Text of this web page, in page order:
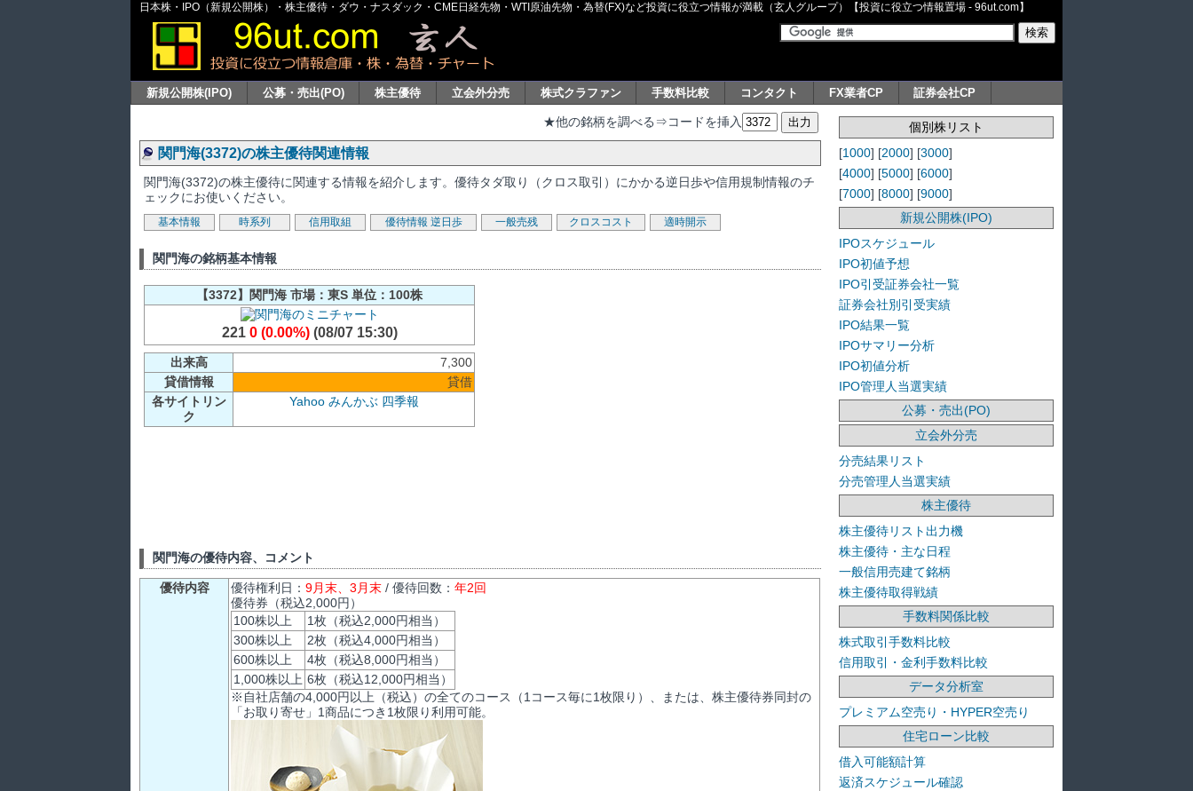
日本株・IPO（新規公開株）・株主優待・ダウ・ナスダック・CME日経先物・WTI原油先物・為替(FX)など投資に役立つ情報が満載（玄人グループ）【投資に役立つ情報置場 - 96ut.com】
新規公開株(IPO) 公募・売出(PO) 株主優待 立会外分売 株式クラファン 手数料比較 コンタクト FX業者CP 証券会社CP
★他の銘柄を調べる⇒コードを挿入
関門海(3372)の株主優待関連情報
関門海(3372)の株主優待に関連する情報を紹介します。優待タダ取り（クロス取引）にかかる逆日歩や信用規制情報のチ
ェックにお使いください。
基本情報 時系列 信用取組 優待情報 逆日歩 一般売残 クロスコスト 適時開示
関門海の銘柄基本情報
【3372】関門海 市場：東S 単位：100株
221 0 (0.00%)(08/07 15:30)
出来高
7,300
貸借情報
貸借
各サイトリン
ク
Yahoo みんかぶ 四季報
関門海の優待内容、コメント
優待内容 優待権利日： 9月末、3月末 / 優待回数： 年2回
優待券（税込2,000円）
100株以上
1枚（税込2,000円相当）
300株以上
2枚（税込4,000円相当）
600株以上
4枚（税込8,000円相当）
1,000株以上 6枚（税込12,000円相当）
※自社店舗の4,000円以上（税込）の全てのコース（1コース毎に1枚限り）、または、株主優待券同封の
「お取り寄せ」1商品につき1枚限り利用可能。
個別株リスト
[1000] [2000] [3000]
[4000] [5000] [6000]
[7000] [8000] [9000]
新規公開株(IPO)
IPOスケジュール
IPO初値予想
IPO引受証券会社一覧
証券会社別引受実績
IPO結果一覧
IPOサマリー分析
IPO初値分析
IPO管理人当選実績
公募・売出(PO)
立会外分売
分売結果リスト
分売管理人当選実績
株主優待
株主優待リスト出力機
株主優待・主な日程
一般信用売建て銘柄
株主優待取得戦績
手数料関係比較
株式取引手数料比較
信用取引・金利手数料比較
データ分析室
プレミアム空売り・HYPER空売り
住宅ローン比較
借入可能額計算
返済スケジュール確認